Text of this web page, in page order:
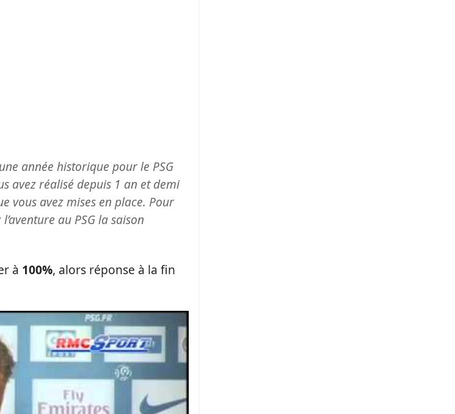
année historique pour le PSG
avez réalisé depuis 1 an et demi
vous avez mises en place. Pour
au PSG la saison
à 100%, alors réponse à la fin